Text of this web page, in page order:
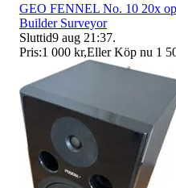
GEO FENNEL No. 10 20x
Builder Surveyor
Sluttid9 aug 21:37.
Pris:1 000 kr,Eller Köp nu 1